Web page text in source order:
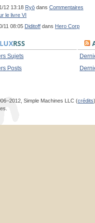
12 13:18 Ryō dans Commentaires
le livre VI
11 08:05 Diditoff dans Hero Corp
RSS
Sujets
Posts
Simple Machines LLC (crédits)